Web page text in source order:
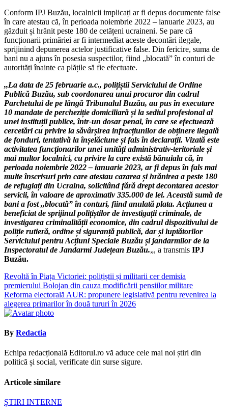
Conform IPJ Buzău, localnicii implicați ar fi depus documente false
în care atestau că, în perioada noiembrie 2022 – ianuarie 2023, au
găzduit și hrănit peste 180 de cetățeni ucraineni. Se pare că
funcționarii primăriei ar fi intermediat aceste decontări ilegale,
sprijinind depunerea actelor justificative false. Din fericire, suma de
bani nu a ajuns în posesia suspectilor, fiind „blocată” în conturi de
autorități înainte ca plățile să fie efectuate.
,,La data de 25 februarie a.c., polițiștii Serviciului de Ordine
Publică Buzău, sub coordonarea unui procuror din cadrul
Parchetului de pe lângă Tribunalul Buzău, au pus în executare
10 mandate de percheziție domiciliară și la sediul profesional al
unei instituții publice, într-un dosar penal, în care se efectuează
cercetări cu privire la săvârșirea infracțiunilor de obținere ilegală
de fonduri, tentativă la înșelăciune și fals în declarații. Vizată este
activitatea funcționarilor unei unități administrativ-teritoriale și
mai multor localnici, cu privire la care există bănuiala că, în
perioada noiembrie 2022 – ianuarie 2023, ar fi depus în fals mai
multe înscrisuri prin care atestau cazarea și hrănirea a peste 180
de refugiați din Ucraina, solicitând fără drept decontarea acestor
servicii, în valoare de aproximativ 335.000 de lei. Această sumă de
bani a fost ,,blocată” în conturi, fiind anulată plata. Acțiunea a
beneficiat de sprijinul polițiștilor de investigații criminale, de
investigarea criminalității economice, din cadrul dispozitivului de
poliție rutieră, ordine și siguranță publică, dar și luptătorilor
Serviciului pentru Acțiuni Speciale Buzău și jandarmilor de la
Inspectoratul de Jandarmi Județean Buzău.„, a transmis IPJ
Buzău.
Navigare
în
articole
Revoltă în Piața Victoriei: polițiștii și militarii cer demisia
premierului Bolojan din cauza modificării pensiilor militare
Reforma electorală AUR: propunere legislativă pentru revenirea la
alegerea primarilor în două tururi în 2026
By Redactia
Echipa redacțională Editorul.ro vă aduce cele mai noi știri din
politică și social, verificate din surse sigure.
Articole similare
ȘTIRI INTERNE